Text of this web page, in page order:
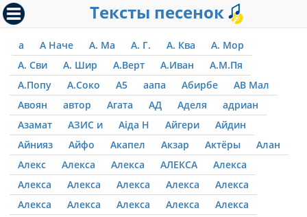
Тексты песенок
а А Наче А. Ма А. Г. А. Ква
А. Мор
А. Сви
А. Шир А.Верт А.Иван
А.М.Пя
А.Попу
А.Соко А5 аапа Абирбе
АВ Мал
Авоян
автор Агата АД Аделя
адриан
Азамат
АЗИС и Аіда Н Айгери
Айдин
Айнияз
Айфо Акапел Акзар Актёры
Алан
Алекс
Алекса Алекса АЛЕКСА
Алекса
Алекса
Алекса Алекса Алекса
Алекса
Алекса
Алекса Алекса Алекса
Алекса